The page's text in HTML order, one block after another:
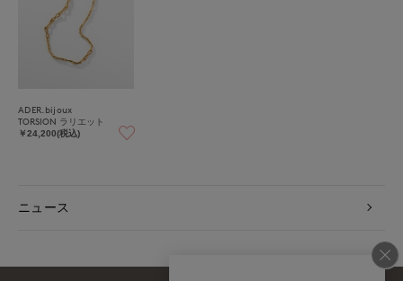
ADER.bijoux
TORSION ラリエット
￥24,200(税込)
ニュース